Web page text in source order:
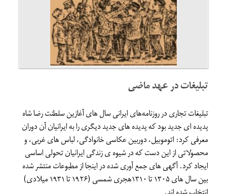
تبلیغات در عهد ماضی
تبلیغات تجاری در روزنامه‌های ایرانی سال های آغازین سلطنت رضا شاه
پدیده ای جدید بود که پدیده های جدید دیگری را به ایرانیان آن دوران
معرفی کرد: اتوموبیل، دوربین عکاسی خانوادگی، لباس های غربی، و
محصولاتی از این دست که در شیوه ی زندگی ایرانیان تحولی اساسی
ایجاد کرد. آگهی های جمع آوری شده در اینجا از مطبوعات منتشر شده
بین سال های ۱۳۰۵ تا ۱۳۱۰هجری شمسی (۱۹۲۶ تا ۱۹۳۱ میلادی)